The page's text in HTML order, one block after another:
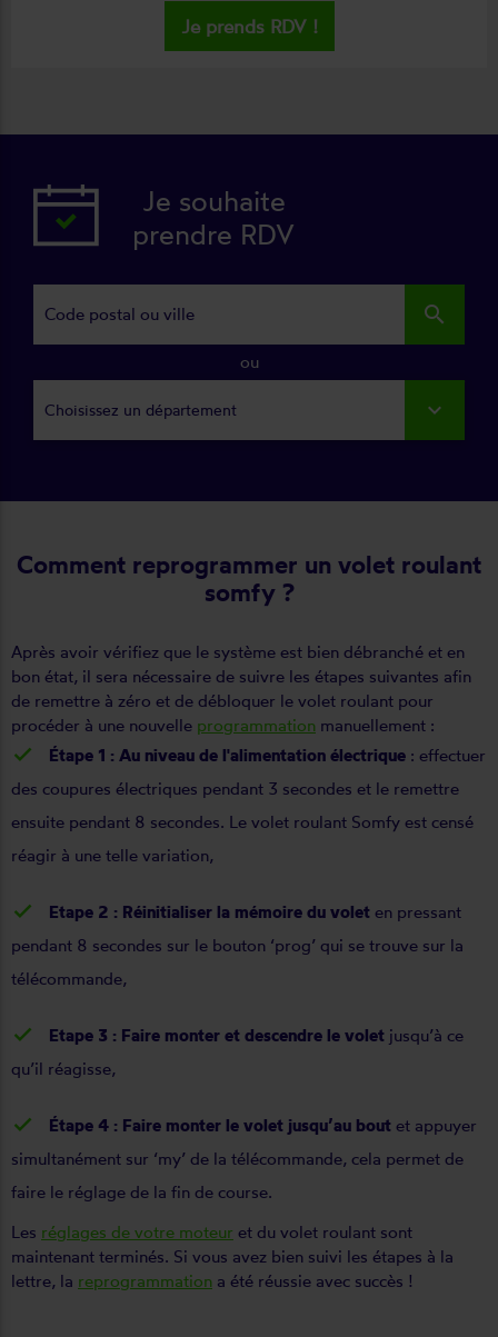
Je prends RDV !
Je souhaite
prendre RDV
search
ou
Choisissez un département
Comment reprogrammer un volet roulant
somfy ?
Après avoir vérifiez que le système est bien débranché et en
bon état, il sera nécessaire de suivre les étapes suivantes afin
de remettre à zéro et de débloquer le volet roulant pour
procéder à une nouvelle programmation manuellement :
Étape 1 : Au niveau de l'alimentation électrique : effectuer
des coupures électriques pendant 3 secondes et le remettre
ensuite pendant 8 secondes. Le volet roulant Somfy est censé
réagir à une telle variation,
Etape 2 : Réinitialiser la mémoire du volet en pressant
pendant 8 secondes sur le bouton ‘prog’ qui se trouve sur la
télécommande,
Etape 3 : Faire monter et descendre le volet jusqu’à ce
qu’il réagisse,
Étape 4 : Faire monter le volet jusqu’au bout et appuyer
simultanément sur ‘my’ de la télécommande, cela permet de
faire le réglage de la fin de course.
Les réglages de votre moteur et du volet roulant sont
maintenant terminés. Si vous avez bien suivi les étapes à la
lettre, la reprogrammation a été réussie avec succès !